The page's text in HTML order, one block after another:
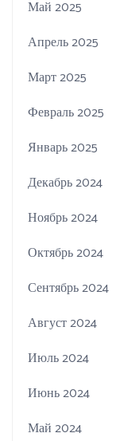
Май 2025
Апрель 2025
Март 2025
Февраль 2025
Январь 2025
Декабрь 2024
Ноябрь 2024
Октябрь 2024
Сентябрь 2024
Август 2024
Июль 2024
Июнь 2024
Май 2024